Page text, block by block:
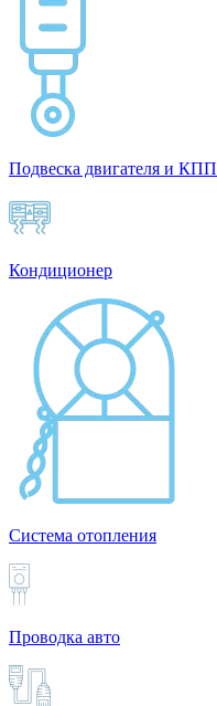
Подвеска двигателя и КПП
Кондиционер
Система отопления
Проводка авто